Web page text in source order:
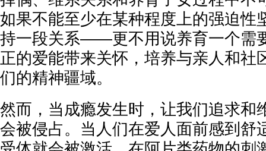
如果不能至少在某种程度上的强迫性
持一段关系——更不用说养育一个需
正的爱能带来关怀，培养与亲人和社
们的精神疆域。
然而，当成瘾发生时，让我们追求和
会被侵占。当人们在爱人面前感到舒